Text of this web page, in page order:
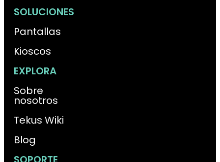
SOLUCIONES
Pantallas
Kioscos
EXPLORA
Sobre
nosotros
Tekus Wiki
Blog